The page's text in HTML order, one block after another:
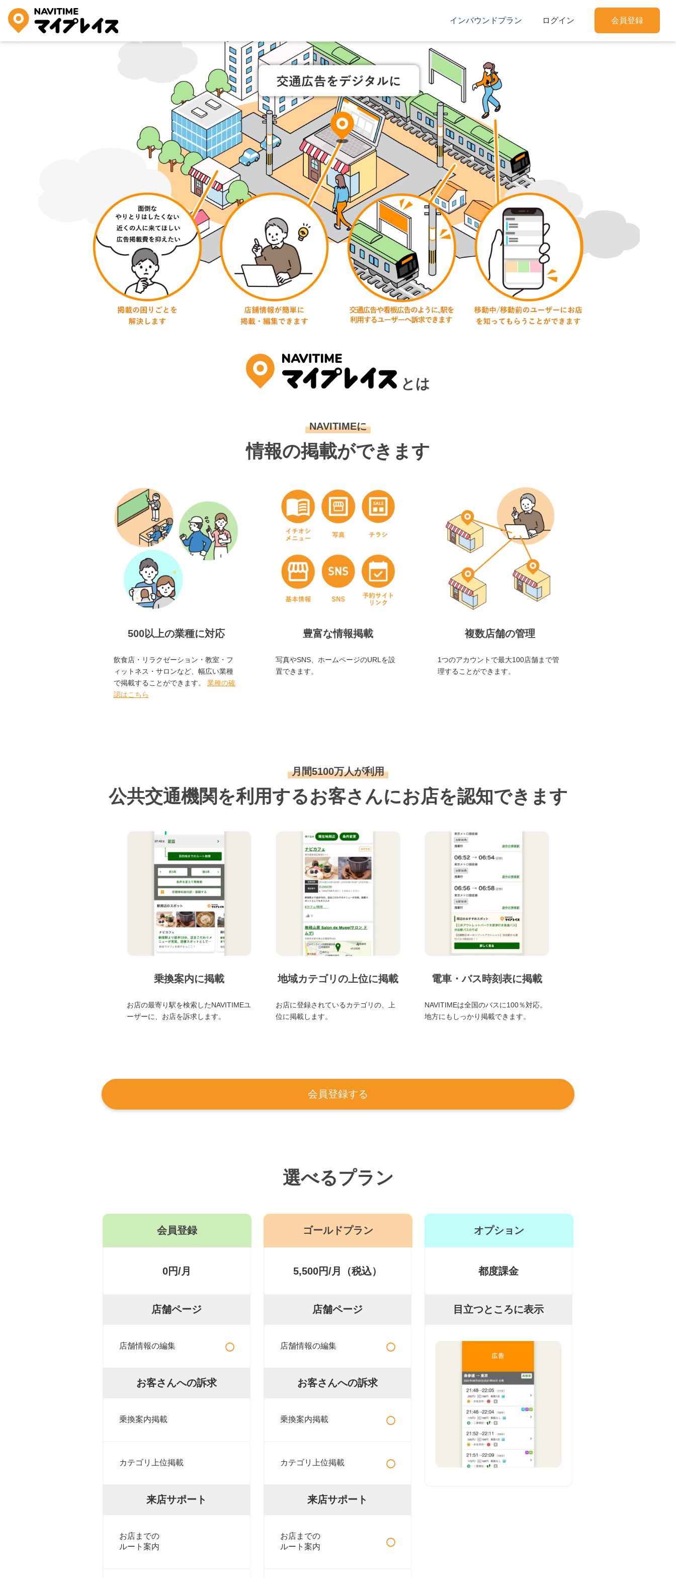
インバウンドプラン ログイン 会員登録
とは
NAVITIMEに
情報の掲載ができます
500以上の業種に対応
飲食店・リラクゼーション・教室・フ
ィットネス・サロンなど、幅広い業種
で掲載することができます。 業種の確
認はこちら
豊富な情報掲載
写真やSNS、ホームページのURLを設
置できます。
複数店舗の管理
1つのアカウントで最大100店舗まで管
理することができます。
月間5100万人が利用
公共交通機関を利用するお客さんにお店を認知できます
乗換案内に掲載
お店の最寄り駅を検索したNAVITIMEユ
ーザーに、お店を訴求します。
地域カテゴリの上位に掲載
お店に登録されているカテゴリの、上
位に掲載します。
電車・バス時刻表に掲載
NAVITIMEは全国のバスに100％対応。
地方にもしっかり掲載できます。
会員登録する
選べるプラン
会員登録
0円/月
店舗ページ
店舗情報の編集 ○
お客さんへの訴求
乗換案内掲載
カテゴリ上位掲載
来店サポート
お店までの
ルート案内
ゴールドプラン
5,500円/月（税込）
店舗ページ
店舗情報の編集 ○
お客さんへの訴求
乗換案内掲載 ○
カテゴリ上位掲載 ○
来店サポート
お店までの
ルート案内
○
オプション
都度課金
目立つところに表示